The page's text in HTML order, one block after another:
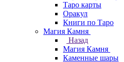
Таро карты
Оракул
Книги по Таро
Магия Камня
Назад
Магия Камня
Каменные шары